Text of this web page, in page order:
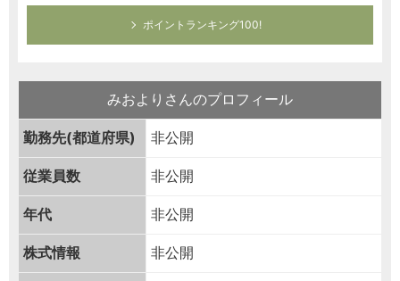
ポイントランキング100!
みおよりさんのプロフィール
勤務先(都道府県) 非公開
従業員数 非公開
年代 非公開
株式情報 非公開